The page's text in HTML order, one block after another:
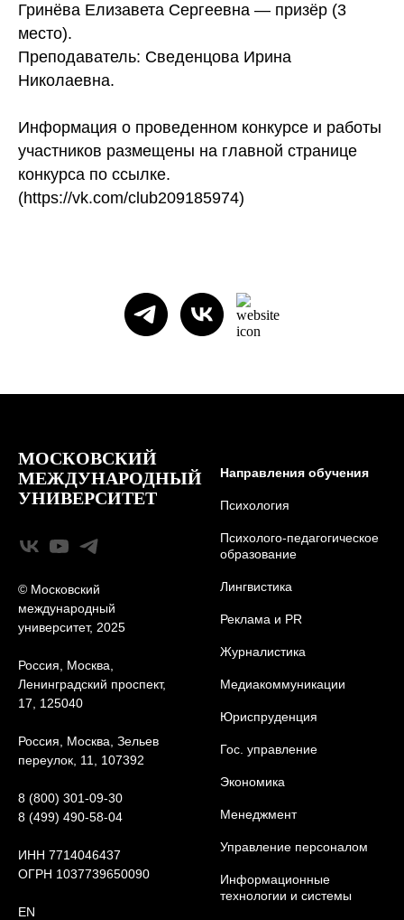
Гринёва Елизавета Сергеевна — призёр (3
место).
Преподаватель: Сведенцова Ирина
Николаевна.
Информация о проведенном конкурсе и работы
участников размещены на главной странице
конкурса по ссылке.
(https://vk.com/club209185974)
МОСКОВСКИЙ
МЕЖДУНАРОДНЫЙ
УНИВЕРСИТЕТ
© Московский
международный
университет, 2025
Россия, Москва,
Ленинградский проспект,
17, 125040
Россия, Москва, Зельев
переулок, 11, 107392
8 (800) 301-09-30
8 (499) 490-58-04
ИНН 7714046437
ОГРН 1037739650090
EN
Направления обучения
Психология
Психолого-педагогическое
образование
Лингвистика
Реклама и PR
Журналистика
Медиакоммуникации
Юриcпруденция
Гос. управление
Экономика
Менеджмент
Управление персоналом
Информационные
технологии и системы